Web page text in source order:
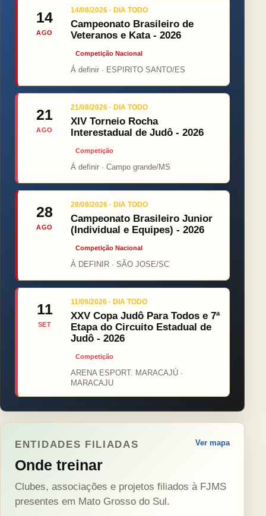
14
AGO
14/08/2026 · DIA TODO
Campeonato Brasileiro de
Veteranos e Kata - 2026
Competição Nacional
Á definir · ESPIRITO SANTO/ES
21
AGO
21/08/2026 · DIA TODO
XIV Torneio Rocha
Interestadual de Judô - 2026
Competição
Á definir · Campo grande/MS
28
AGO
28/08/2026 · DIA TODO
Campeonato Brasileiro Junior
(Individual e Equipes) - 2026
Competição Nacional
À DEFINIR · SÃO JOSE/SC
11
SET
11/09/2026 · DIA TODO
XXV Copa Judô Para Todos e 7ª
Etapa do Circuito Estadual de
Judô - 2026
Competição
ARENA ESPORT. MARACAJÚ ·
MARACAJU
ENTIDADES FILIADAS
Onde treinar
Ver mapa
Clubes, associações e projetos filiados à FJMS
presentes em Mato Grosso do Sul.